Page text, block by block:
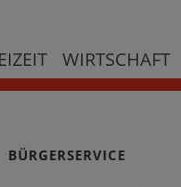
WIRTSCHAFT
BÜRGERSERVICE